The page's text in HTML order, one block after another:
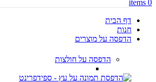
0
items
דף הבית
חנות
הדפסה על מוצרים
הדפסה על חולצות